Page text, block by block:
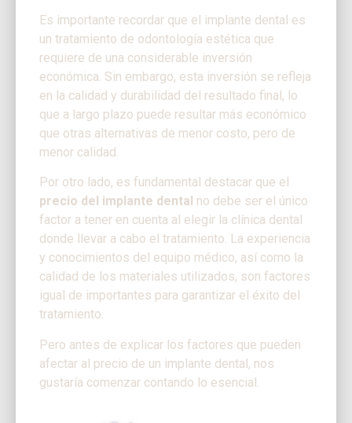
Es importante recordar que el implante dental es
un tratamiento de odontología estética que
requiere de una considerable inversión
económica. Sin embargo, esta inversión se refleja
en la calidad y durabilidad del resultado final, lo
que a largo plazo puede resultar más económico
que otras alternativas de menor costo, pero de
menor calidad.
Por otro lado, es fundamental destacar que el
precio del implante dental no debe ser el único
factor a tener en cuenta al elegir la clínica dental
donde llevar a cabo el tratamiento. La experiencia
y conocimientos del equipo médico, así como la
calidad de los materiales utilizados, son factores
igual de importantes para garantizar el éxito del
tratamiento.
Pero antes de explicar los factores que pueden
afectar al precio de un implante dental, nos
gustaría comenzar contando lo esencial.